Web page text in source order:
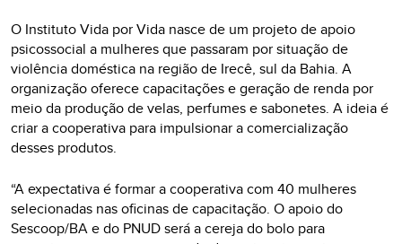
O Instituto Vida por Vida nasce de um projeto de apoio
psicossocial a mulheres que passaram por situação de
violência doméstica na região de Irecê, sul da Bahia. A
organização oferece capacitações e geração de renda por
meio da produção de velas, perfumes e sabonetes. A ideia é
criar a cooperativa para impulsionar a comercialização
desses produtos.
“A expectativa é formar a cooperativa com 40 mulheres
selecionadas nas oficinas de capacitação. O apoio do
Sescoop/BA e do PNUD será a cereja do bolo para